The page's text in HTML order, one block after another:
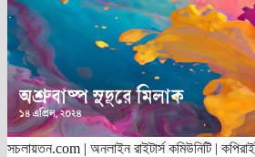
সচলায়তন.com | অনলাইন রাইটার্স কমিউনিটি |